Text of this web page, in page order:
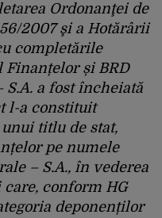
Ordonanţei de
2007 şi a Hotărârii
completările
și BRD
S.A. a fost încheiată
l-a constituit
titlu de stat,
pe numele
– S.A., în vederea
conform HG
deponenților